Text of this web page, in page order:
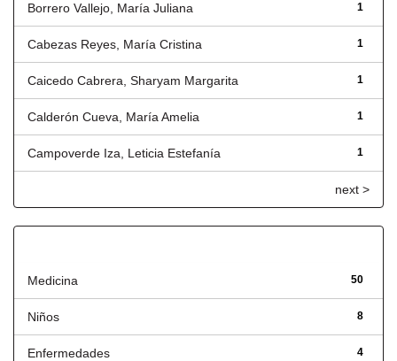
1
Borrero Vallejo, María Juliana
1
Cabezas Reyes, María Cristina
1
Caicedo Cabrera, Sharyam Margarita
1
Calderón Cueva, María Amelia
1
Campoverde Iza, Leticia Estefanía
next >
50
Medicina
8
Niños
4
Enfermedades